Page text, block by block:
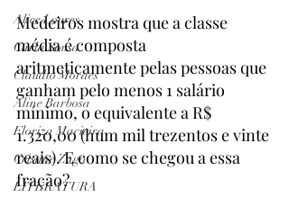
Alice Loures
Carla Sousa
Claudio Moraes
Aline Barbosa
Floriza Macieira
Cristine Zago
LITERATURA
Medeiros mostra que a classe
média é composta
aritmeticamente pelas pessoas que
ganham pelo menos 1 salário
mínimo, o equivalente a R$
1.320,00 (hum mil trezentos e vinte
reais). E como se chegou a essa
fração?